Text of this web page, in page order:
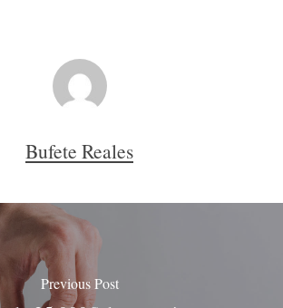
Bufete Reales
Previous Post